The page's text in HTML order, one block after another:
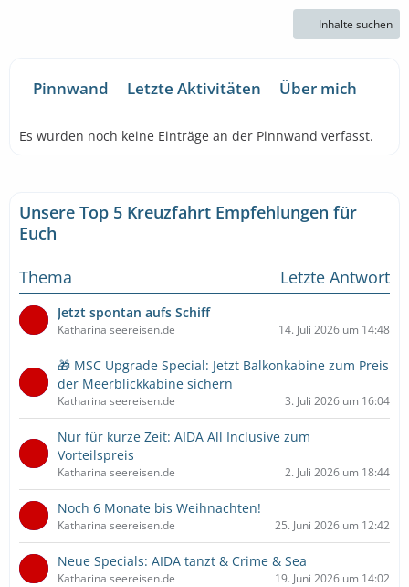
Inhalte suchen
Pinnwand Letzte Aktivitäten Über mich
Es wurden noch keine Einträge an der Pinnwand verfasst.
Unsere Top 5 Kreuzfahrt Empfehlungen für
Euch
Thema
Letzte Antwort
Jetzt spontan aufs Schiff
Katharina seereisen.de 14. Juli 2026 um 14:48
🎁 MSC Upgrade Special: Jetzt Balkonkabine zum Preis
der Meerblickkabine sichern
Katharina seereisen.de 3. Juli 2026 um 16:04
Nur für kurze Zeit: AIDA All Inclusive zum
Vorteilspreis
Katharina seereisen.de 2. Juli 2026 um 18:44
Noch 6 Monate bis Weihnachten!
Katharina seereisen.de 25. Juni 2026 um 12:42
Neue Specials: AIDA tanzt & Crime & Sea
Katharina seereisen.de 19. Juni 2026 um 14:02